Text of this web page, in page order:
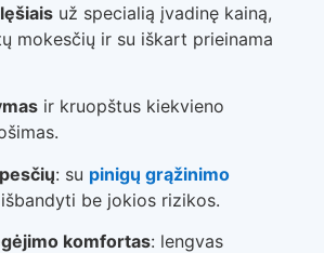
už specialią įvadinę kainą,
mokesčių ir su iškart prieinama
ir kruopštus kiekvieno
: su pinigų grąžinimo
be jokios rizikos.
komfortas: lengvas